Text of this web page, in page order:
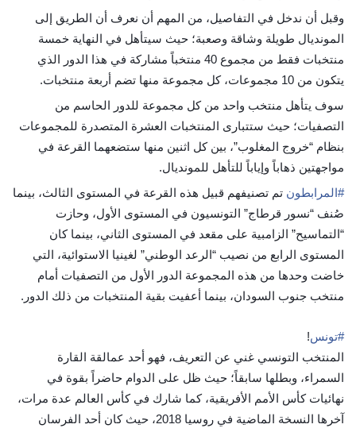
وقبل أن ندخل في التفاصيل، من المهم أن نعرف أن الطريق إلى
المونديال طويلة وشاقة وصعبة؛ حيث سيتأهل في النهاية خمسة
منتخبات فقط من مجموع 40 منتخباً مشاركة في هذا الدور الذي
يتكون من 10 مجموعات، كل مجموعة منها تضم أربعة منتخبات.
سوف يتأهل منتخب واحد من كل مجموعة للدور الحاسم من
التصفيات؛ حيث ستتبارى المنتخبات العشرة المتصدرة للمجموعات
بنظام “خروج المغلوب”، بين كل اثنين منها ستضعهما القرعة في
مواجهتين ذهاباً وإياباً للتأهل للمونديال.
#المرابطون تم تصنيفهم قبيل هذه القرعة في المستوى الثالث، بينما
صُنف “نسور قرطاج” التونسيون في المستوى الأول، وحازت
“التماسيح” الزامبية على مقعد في المستوى الثاني، بينما كان
المستوى الرابع من نصيب “الرعد الوطني” لغينيا الاستوائية، التي
خاضت وحدها من هذه المجموعة الدور الأول من التصفيات أمام
منتخب جنوب السودان، بينما أعفيت بقية المنتخبات من ذلك الدور.
#تونس!
المنتخب التونسي غني عن التعريف، فهو أحد عمالقة القارة
السمراء، وبطلها سابقاً؛ حيث ظل على الدوام حاضراً بقوة في
نهائيات كأس الأمم الأفريقية، كما شارك في كأس العالم عدة مرات،
آخرها النسخة الماضية في روسيا 2018، حيث كان أحد الفرسان